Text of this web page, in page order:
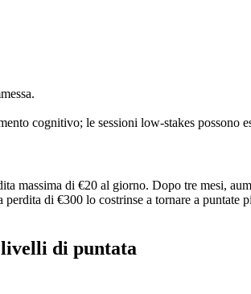
cognitivo; le sessioni low‑stakes possono
massima di €20 al giorno. Dopo tre mesi,
di €300 lo costrinse a tornare a puntate
livelli di puntata